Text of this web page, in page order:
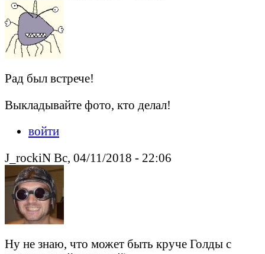
Рад был встрече!
Выкладывайте фото, кто делал!
войти
J_rockiN Вс, 04/11/2018 - 22:06
Ну не знаю, что может быть круче Голды с